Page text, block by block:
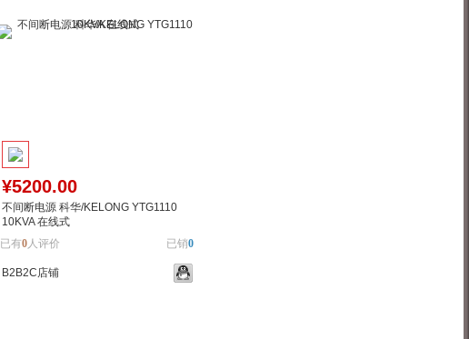
¥5200.00
不间断电源 科华/KELONG YTG1110
10KVA 在线式
已有0人评价 已销0
B2B2C店铺